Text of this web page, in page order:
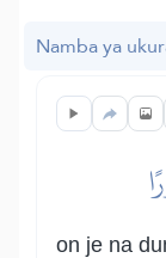
Namba ya
on je na